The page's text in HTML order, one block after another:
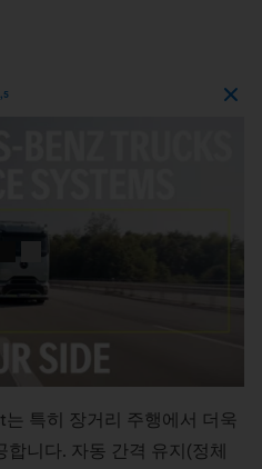
특히 장거리 주행에서 더욱
니다. 자동 간격 유지(정체